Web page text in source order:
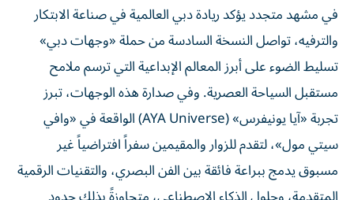
في مشهد متجدد يؤكد ريادة دبي العالمية في صناعة الابتكار
والترفيه، تواصل النسخة السادسة من حملة «وجهات دبي»
تسليط الضوء على أبرز المعالم الإبداعية التي ترسم ملامح
مستقبل السياحة العصرية. وفي صدارة هذه الوجهات، تبرز
تجربة «آيا يونيفرس» (AYA Universe) الواقعة في «وافي
سيتي مول»، لتقدم للزوار والمقيمين سفراً افتراضياً غير
مسبوق يدمج ببراعة فائقة بين الفن البصري، والتقنيات الرقمية